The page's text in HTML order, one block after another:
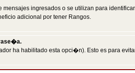
ingresados o se utilizan para
adicional por tener Rangos.
ha habilitado esta opci�n). Esto es para